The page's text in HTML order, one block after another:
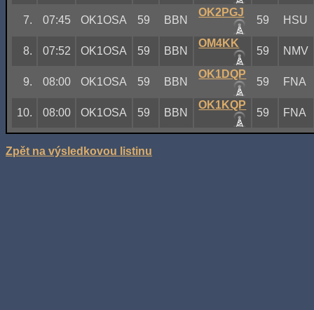
7. 07:45 OK1OSA 59 BBN
OK2PGJ
59 HSU
8. 07:52 OK1OSA 59 BBN
OM4KK
59 NMV
9. 08:00 OK1OSA 59 BBN
OK1DQP
59 FNA
10. 08:00 OK1OSA 59 BBN
OK1KQP
59 FNA
Zpět na výsledkovou listinu